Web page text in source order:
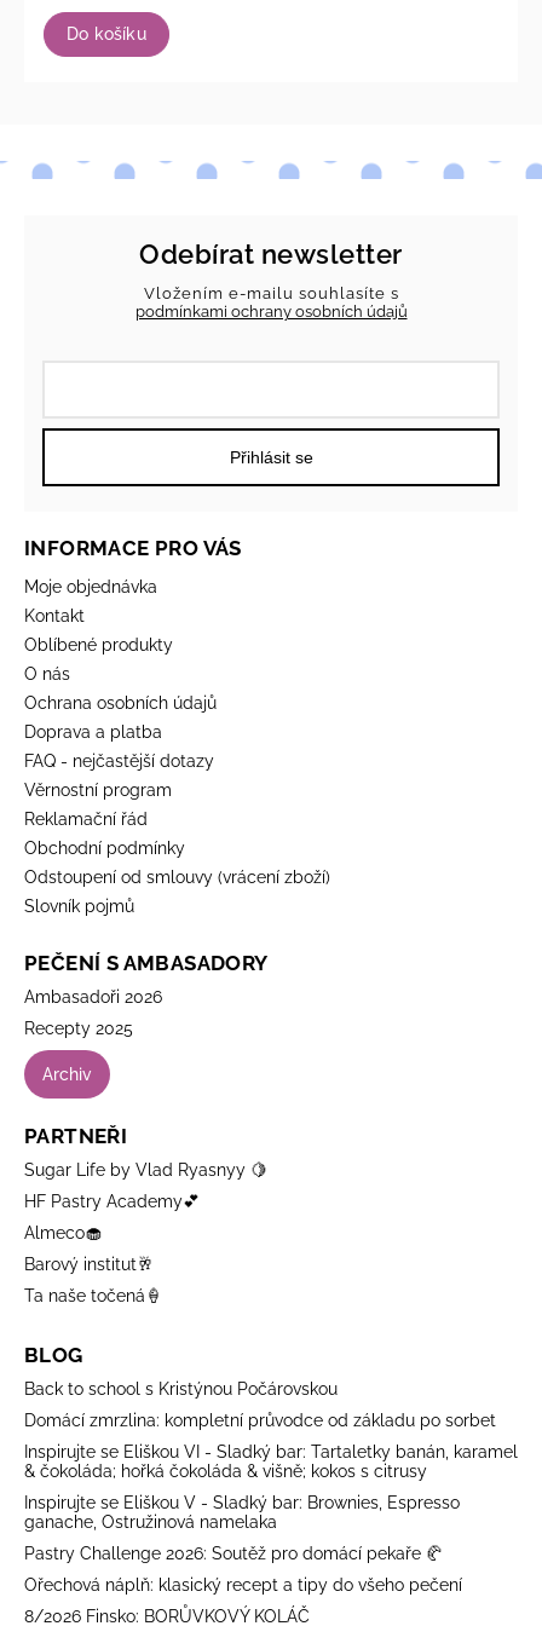
Do košíku
Odebírat newsletter
Vložením e-mailu souhlasíte s
podmínkami ochrany osobních údajů
Přihlásit se
INFORMACE PRO VÁS
Moje objednávka
Kontakt
Oblíbené produkty
O nás
Ochrana osobních údajů
Doprava a platba
FAQ - nejčastější dotazy
Věrnostní program
Reklamační řád
Obchodní podmínky
Odstoupení od smlouvy (vrácení zboží)
Slovník pojmů
PEČENÍ S AMBASADORY
Ambasadoři 2026
Recepty 2025
Archiv
PARTNEŘI
Sugar Life by Vlad Ryasnyy 🍋
HF Pastry Academy💕
Almeco🧁
Barový institut🥂
Ta naše točená🍦
BLOG
Back to school s Kristýnou Počárovskou
Domácí zmrzlina: kompletní průvodce od základu po sorbet
Inspirujte se Eliškou VI - Sladký bar: Tartaletky banán, karamel
& čokoláda; hořká čokoláda & višně; kokos s citrusy
Inspirujte se Eliškou V - Sladký bar: Brownies, Espresso
ganache, Ostružinová namelaka
Pastry Challenge 2026: Soutěž pro domácí pekaře 🥐
Ořechová náplň: klasický recept a tipy do všeho pečení
8/2026 Finsko: BORŮVKOVÝ KOLÁČ